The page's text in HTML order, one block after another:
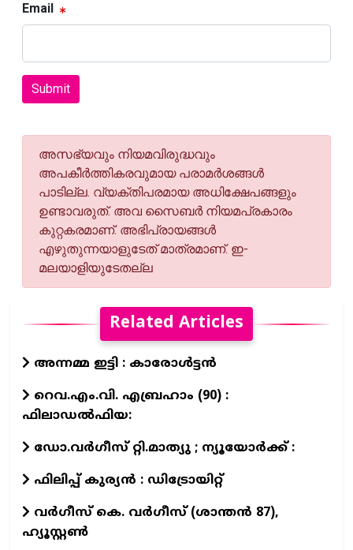
Email
Submit
അസഭ്യവും നിയമവിരുദ്ധവും
അപകീര്‍ത്തികരവുമായ പരാമര്‍ശങ്ങള്‍
പാടില്ല. വ്യക്തിപരമായ അധിക്ഷേപങ്ങളും
ഉണ്ടാവരുത്. അവ സൈബര്‍ നിയമപ്രകാരം
കുറ്റകരമാണ്. അഭിപ്രായങ്ങള്‍
എഴുതുന്നയാളുടേത് മാത്രമാണ്. ഇ-
മലയാളിയുടേതല്ല
Related Articles
അന്നമ്മ ഇട്ടി : കാരോൾട്ടൻ
റെവ.എം.വി. എബ്രഹാം (90) :
ഫിലാഡൽഫിയ:
ഡോ.വര്‍ഗീസ് റ്റി.മാത്യു ; ന്യൂയോര്‍ക്ക് :
ഫിലിപ്പ് കുര്യൻ : ഡിട്രോയിറ്റ്
വർഗീസ് കെ. വർഗീസ് (ശാന്തൻ 87),
ഹ്യൂസ്റ്റൺ